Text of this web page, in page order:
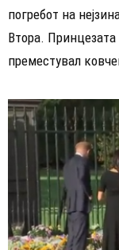
погребот на
Втора.
преместувал